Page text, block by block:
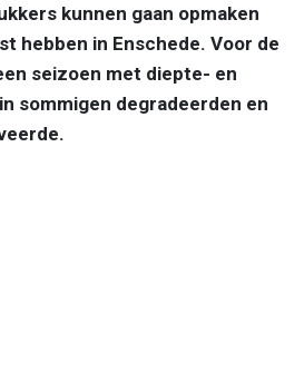
kunnen gaan opmaken
hebben in Enschede. Voor de
seizoen met diepte- en
sommigen degradeerden en